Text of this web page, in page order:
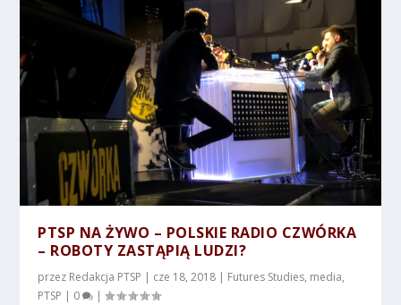
PTSP NA ŻYWO – POLSKIE RADIO CZWÓRKA
– ROBOTY ZASTĄPIĄ LUDZI?
przez Redakcja PTSP | cze 18, 2018 | Futures Studies, media,
PTSP | 0 |